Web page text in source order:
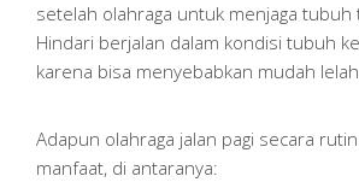
setelah olahraga untuk menjaga
Hindari berjalan dalam kondisi tubuh
karena bisa menyebabkan mudah
Adapun olahraga jalan pagi secara
manfaat, di antaranya: